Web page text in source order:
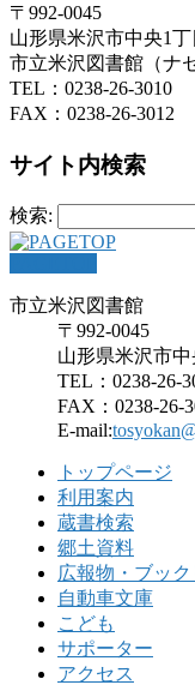
〒992-0045
山形県米沢市中央1
市立米沢図書館（ナ
TEL：0238-26-3010
FAX：0238-26-3012
サイト内検索
検索:
市立米沢図書館
〒992-0045
山形県米沢市
TEL：0238-26-
FAX：0238-26-
E-mail:
トップページ
利用案内
蔵書検索
郷土資料
広報物・ブック
自動車文庫
こども
サポーター
アクセス